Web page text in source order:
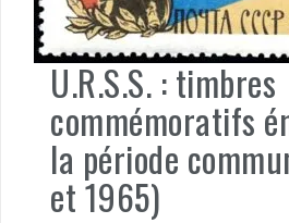
U.R.S.S. : timbres
commémoratifs
la période
et 1965)